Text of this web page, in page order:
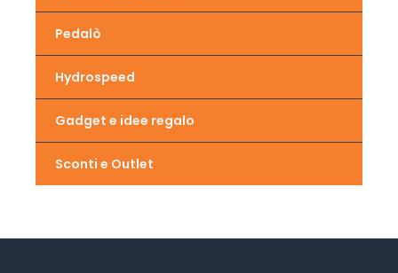
Pedalò
Hydrospeed
Gadget e idee regalo
Sconti e Outlet